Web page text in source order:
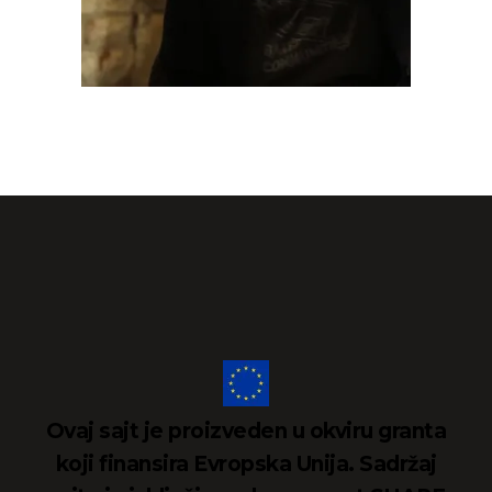
Ovaj sajt je proizveden u okviru granta
koji finansira Evropska Unija. Sadržaj